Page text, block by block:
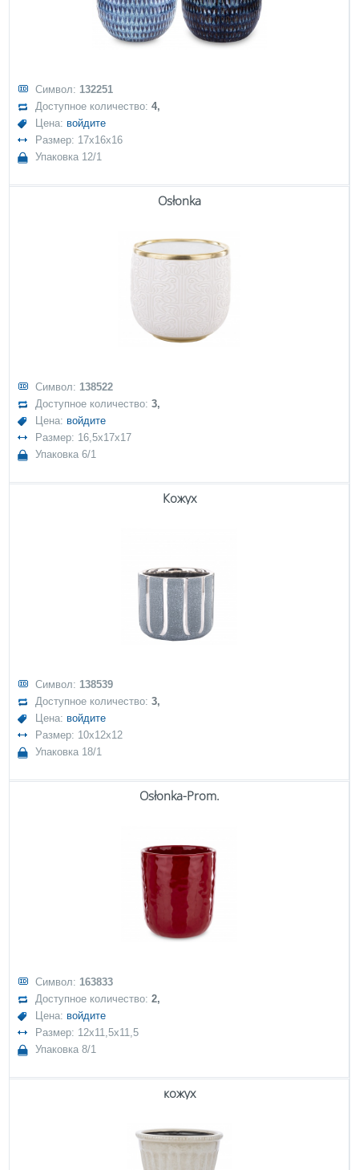
Символ: 132251
Доступное количество:4,
Цена: войдите
Размер: 17x16x16
Упаковка 12/1
Osłonka
Символ: 138522
Доступное количество:3,
Цена: войдите
Размер: 16,5x17x17
Упаковка 6/1
Кожух
Символ: 138539
Доступное количество:3,
Цена: войдите
Размер: 10x12x12
Упаковка 18/1
Osłonka-Prom.
Символ: 163833
Доступное количество:2,
Цена: войдите
Размер: 12x11,5x11,5
Упаковка 8/1
кожух